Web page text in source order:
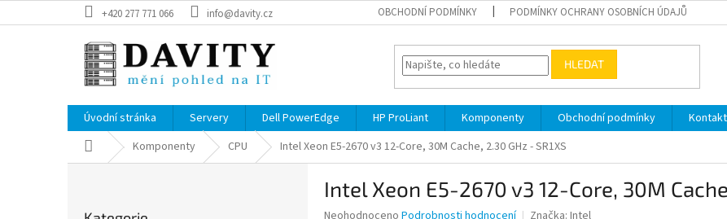
na
+420 277 771 066 info@davity.cz OBCHODNÍ PODMÍNKY PODMÍNKY OCHRANY OSOBNÍCH ÚDAJŮ
HLEDAT
Úvodní stránka Servery Dell PowerEdge HP ProLiant Komponenty Obchodní podmínky
Domů Komponenty CPU Intel Xeon E5-2670 v3 12-Core, 30M Cache, 2.30 GHz - SR1XS
Intel Xeon E5-2670 v3 12-Core, 30M
Průměrné